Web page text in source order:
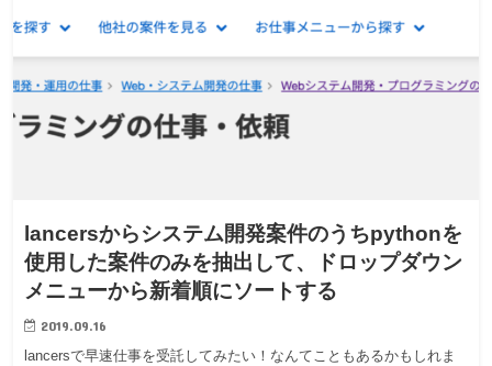
lancersからシステム開発案件のうちpythonを
使用した案件のみを抽出して、ドロップダウン
メニューから新着順にソートする
2019.09.16
lancersで早速仕事を受託してみたい！なんてこともあるかもしれま